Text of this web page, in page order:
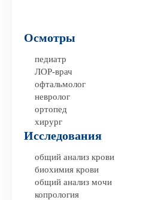
Осмотры
педиатр
ЛОР-врач
офтальмолог
невролог
ортопед
хирург
Исследования
общий анализ крови
биохимия крови
общий анализ мочи
копрология